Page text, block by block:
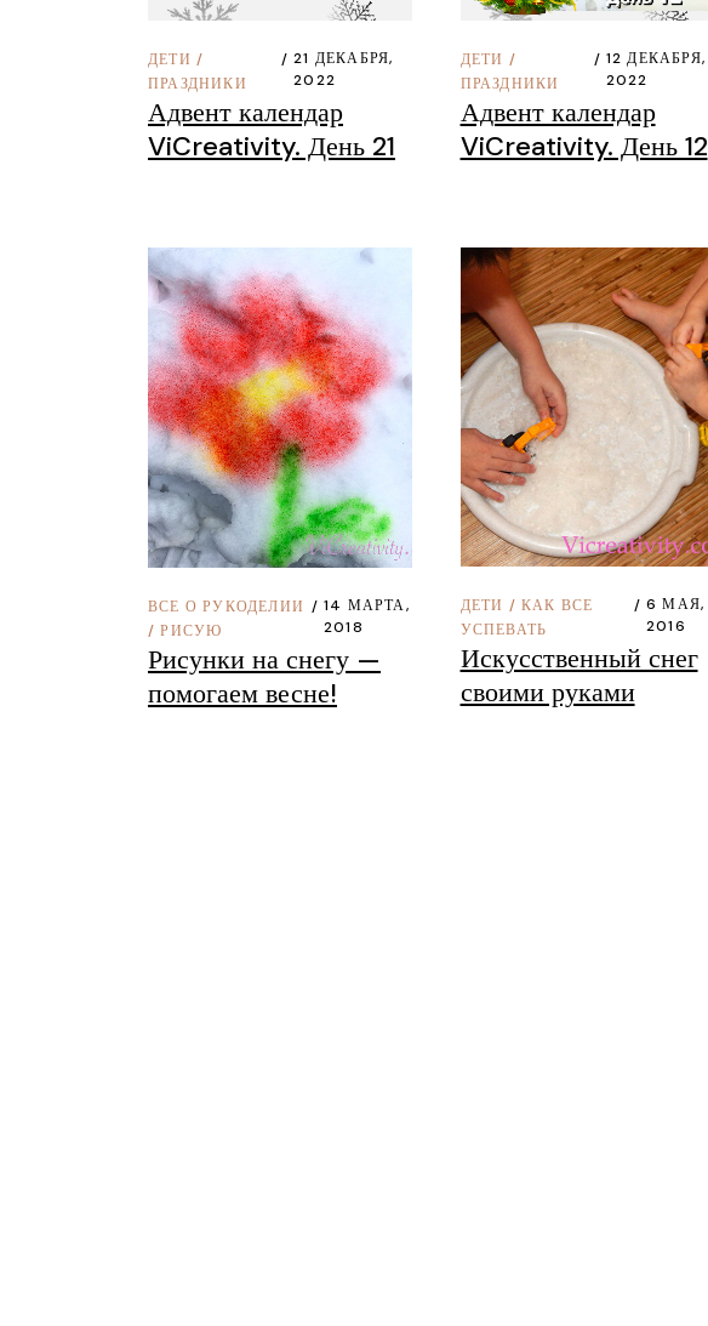
ДЕТИ /
ПРАЗДНИКИ
21 ДЕКАБРЯ,
2022
Адвент календар
ViCreativity. День 21
ДЕТИ /
ПРАЗДНИКИ
12 ДЕКАБРЯ,
2022
Адвент календар
ViCreativity. День 12
ВСЕ О РУКОДЕЛИИ
/РИСУЮ
14 МАРТА,
2018
Рисунки на снегу —
помогаем весне!
ДЕТИ / КАК ВСЕ
УСПЕВАТЬ
6 МАЯ,
2016
Искусственный снег
своими руками